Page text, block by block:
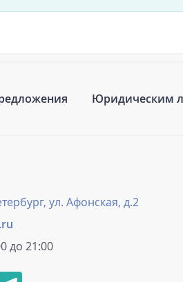
Юридическим
ул. Афонская, д.2
до 21:00